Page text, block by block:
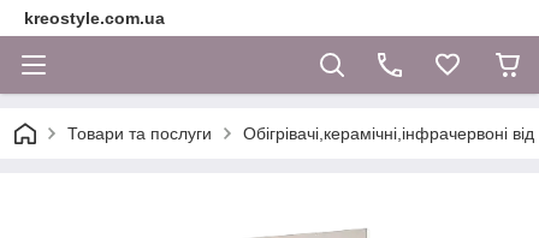
kreostyle.com.ua
Товари та послуги Обігрівачі,керамічні,інфрачервоні